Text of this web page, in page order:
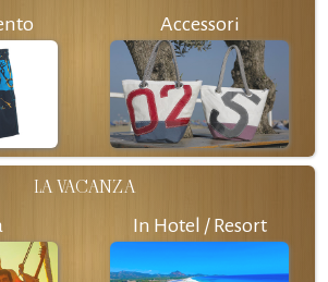
Accessori
LA VACANZA
In Hotel / Resort